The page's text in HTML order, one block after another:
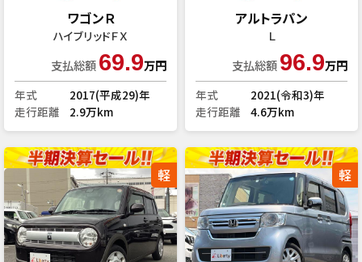
ワゴンＲ
ハイブリッドＦＸ
支払総額69.9万円
年式
2017(平成29)年
走行距離
2.9万km
アルトラパン
Ｌ
支払総額96.9万円
年式
2021(令和3)年
走行距離
4.6万km
軽 軽